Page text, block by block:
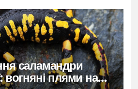
саламандри
вогняні плями на